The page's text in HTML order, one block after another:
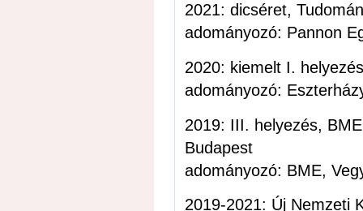
2021: dicséret,
adományozó: Pannon
2020: kiemelt I.
adományozó:
2019: III. helyezés,
Budapest
adományozó: BME,
2019-2021: Új Nemzeti